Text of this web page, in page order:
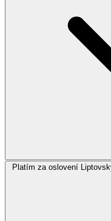
Platím za oslovení